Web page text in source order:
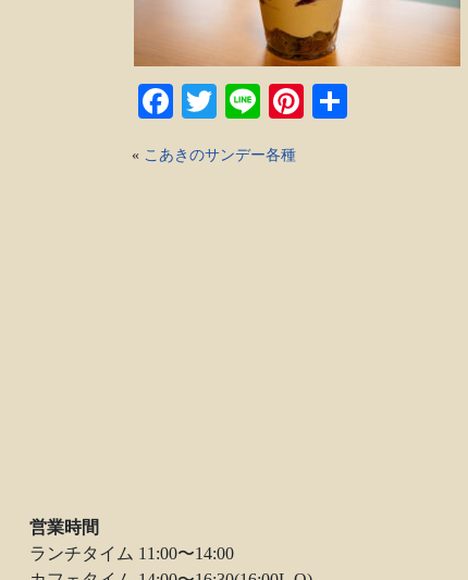
Facebook
TwitterLinePinterest
« こあきのサンデー各種
営業時間
ランチタイム 11:00〜14:00